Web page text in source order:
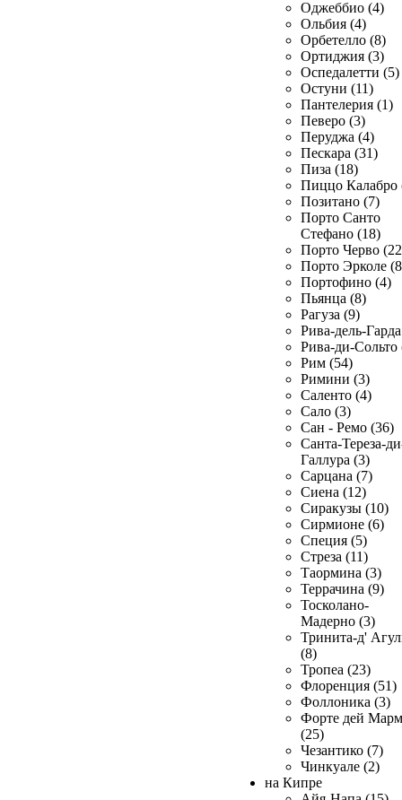
Оджеббио (4)
Ольбия (4)
Орбетелло (8)
Ортиджия (3)
Оспедалетти (5)
Остуни (11)
Пантелерия (1)
Певеро (3)
Перуджа (4)
Пескара (31)
Пиза (18)
Пиццо Калабро
Позитано (7)
Порто Санто
Стефано (18)
Порто Черво
Порто Эрколе
Портофино (4)
Пьянца (8)
Рагуза (9)
Рива-дель-
Рива-ди-Сольто
Рим (54)
Римини (3)
Саленто (4)
Сало (3)
Сан - Ремо (36)
Санта-Тереза-
Галлура (3)
Сарцана (7)
Сиена (12)
Сиракузы (10)
Сирмионе (6)
Специя (5)
Стреза (11)
Таормина (3)
Террачина (9)
Тосколано-
Мадерно (3)
Тринита-д'
(8)
Тропеа (23)
Флоренция (51)
Фоллоника (3)
Форте дей
(25)
Чезантико (7)
Чинкуале (2)
на Кипре